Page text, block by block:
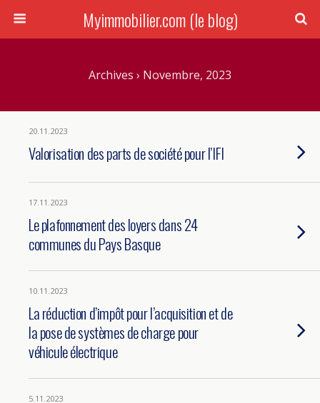
Myimmobilier.com (le blog)
Archives › Novembre, 2023
20.11.2023
Valorisation des parts de société pour l’IFI
17.11.2023
Le plafonnement des loyers dans 24
communes du Pays Basque
10.11.2023
La réduction d’impôt pour l’acquisition et de
la pose de systèmes de charge pour
véhicule électrique
5.11.2023